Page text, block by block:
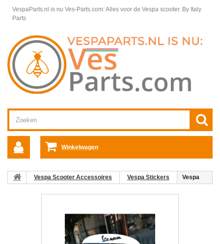
VespaParts.nl is nu Ves-Parts.com: Alles voor de Vespa scooter. By Italy
Parts
Winkelwagen
Vespa Scooter Accessoires Vespa Stickers
Vespa